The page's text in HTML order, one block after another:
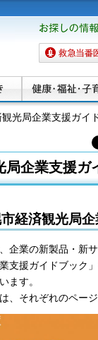
お探しの情
か。
救急当番医
光局企業支援ガイ
局企業支援ガ
経済観光局
企業の新製品・新
支援ガイドブック
ます。
、それぞれのペー